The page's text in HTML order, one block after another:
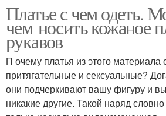
Платье с чем одеть.
чем носить кожаное
рукавов
П очему платья из этого материала
притягательные и сексуальные?
они подчеркивают вашу фигуру и
никакие другие. Такой наряд